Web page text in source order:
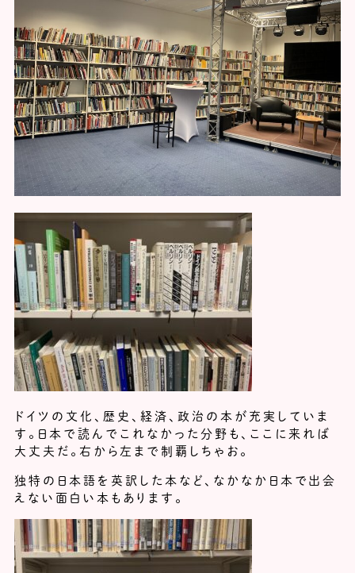
ドイツの文化、歴史、経済、政治の本が充実していま
す。日本で読んでこれなかった分野も、ここに来れば
大丈夫だ。右から左まで制覇しちゃお。
独特の日本語を英訳した本など、なかなか日本で出会
えない面白い本もあります。